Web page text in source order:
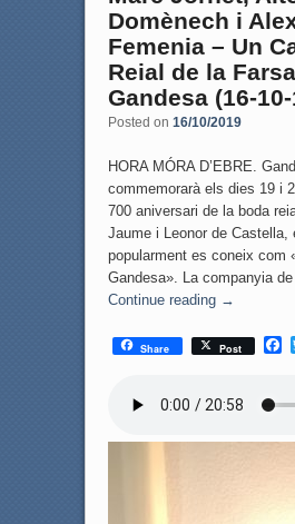
Domènech i
Femenia – Un
Reial de la
Gandesa (16-
Posted on 16/10/2019
HORA MÓRA D’EBRE.
commemorarà els dies 19 i
700 aniversari de la boda
Jaume i Leonor de Castella,
popularment es coneix com
Gandesa». La companyia
Continue reading →
Share Post
F